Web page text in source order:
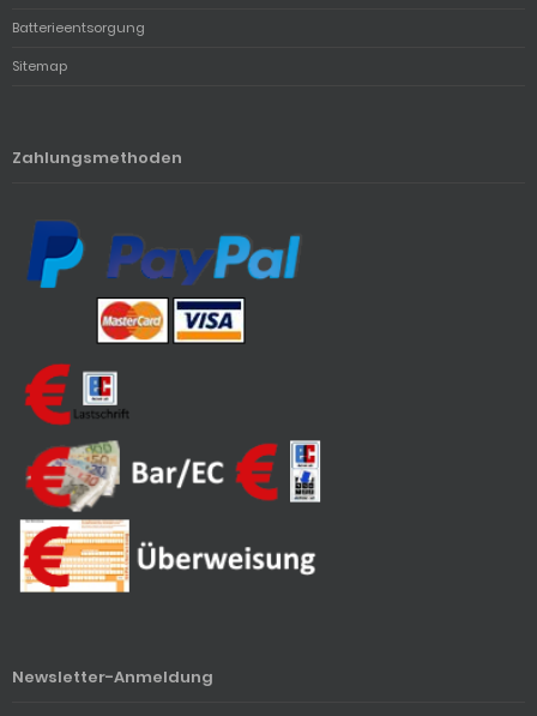
Batterieentsorgung
Sitemap
Zahlungsmethoden
Newsletter-Anmeldung